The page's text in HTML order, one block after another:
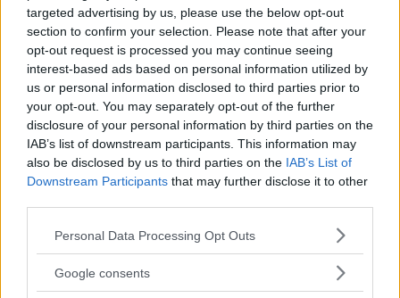
targeted advertising by us, please use the below opt-out
section to confirm your selection. Please note that after your
opt-out request is processed you may continue seeing
interest-based ads based on personal information utilized by
us or personal information disclosed to third parties prior to
your opt-out. You may separately opt-out of the further
disclosure of your personal information by third parties on the
IAB’s list of downstream participants. This information may
also be disclosed by us to third parties on the IAB’s List of
Downstream Participants that may further disclose it to other
Please note that this website/app uses one or more Google
not limited to your visit or usage behaviour. You may click to
Personal Data Processing Opt Outs
Google consents
Corsi di Lingua per bambini
Laboratori creativi per bambini
Asili Nido